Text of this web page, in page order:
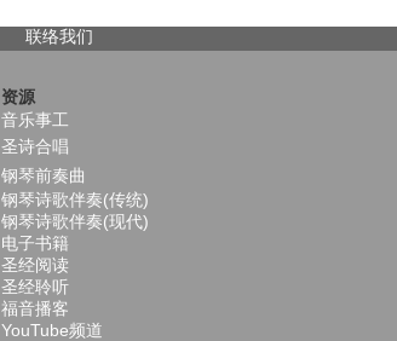
联络我们
资源
音乐事工
圣诗合唱
钢琴前奏曲
钢琴诗歌伴奏(传统)
钢琴诗歌伴奏(现代)
电子书籍
圣经阅读
圣经聆听
福音播客
YouTube频道